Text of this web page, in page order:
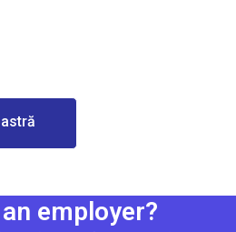
employer?